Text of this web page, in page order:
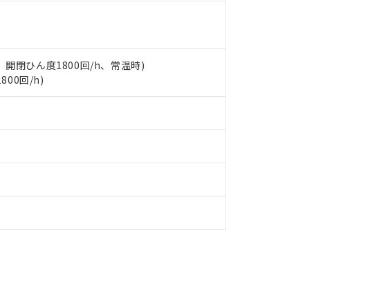
開閉ひん度1800回/h、常温時)
回/h)